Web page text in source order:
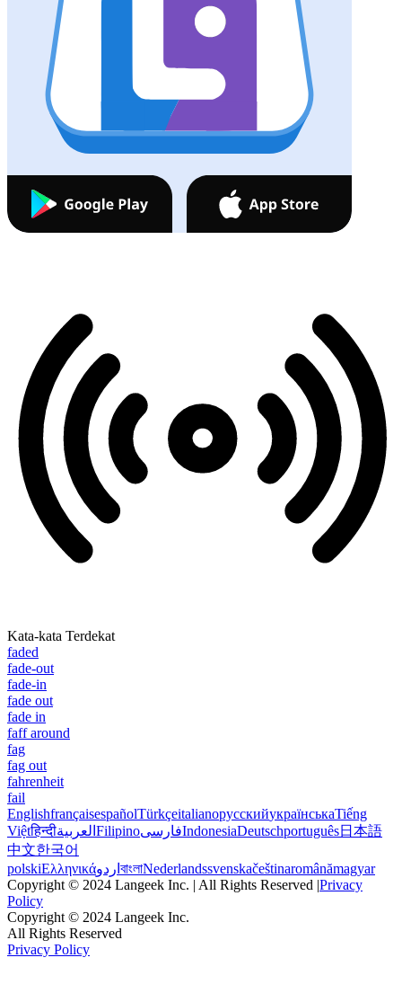
Kata-kata Terdekat
faded
fade-out
fade-in
fade out
fade in
faff around
fag
fag out
fahrenheit
fail
EnglishfrançaisespañolTürkçeitalianoрусскийукраїнськаTiếng
Việtहिन्दीالعربية FilipinoفارسیIndonesiaDeutschportuguês日本語
中文한국어
polskiΕλληνικάاردو বাংলাNederlandssvenskačeštinaromânămagyar
Copyright © 2024 Langeek Inc. | All Rights Reserved |Privacy
Policy
Copyright © 2024 Langeek Inc.
All Rights Reserved
Privacy Policy